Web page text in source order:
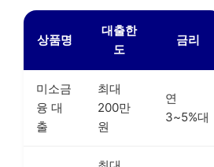
상품명
대출한
도
금리
미소금
융 대
출
최대
200만
원
연
3~5%대